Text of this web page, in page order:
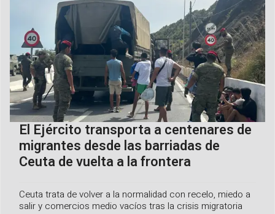
El Ejército transporta a centenares de
migrantes desde las barriadas de
Ceuta de vuelta a la frontera
Ceuta trata de volver a la normalidad con recelo, miedo a
salir y comercios medio vacíos tras la crisis migratoria